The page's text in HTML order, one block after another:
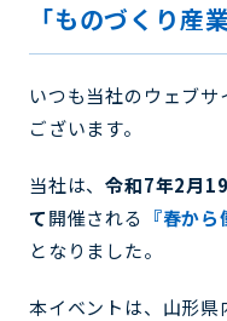
「ものづくり産
いつも当社のウェブ
ございます。
当社は、令和7年2月19
て開催される 『春か
となりました。
本イベントは、山形